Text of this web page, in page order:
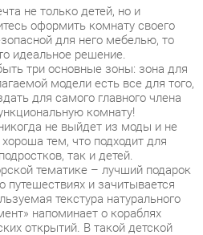
три основные зоны: зона для
модели есть все для того,
для самого главного члена
комнату!
не выйдет из моды и не
тем, что подходит для
так и детей.
тематике – лучший подарок
и зачитывается
текстура натурального
напоминает о кораблях
открытий. В такой детской
не только комфорт и
в роли капитана корабля, от
открытия современности!